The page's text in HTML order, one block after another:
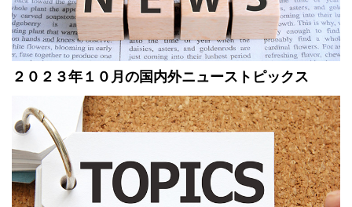
２０２３年１０月の国内外ニューストピックス